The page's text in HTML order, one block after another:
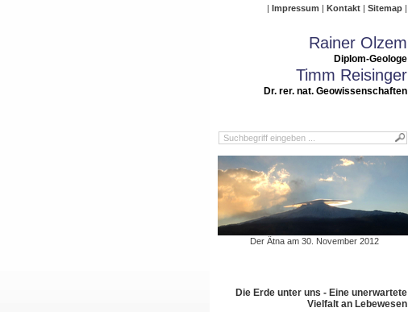
Impressum Kontakt Sitemap
Rainer Olzem
Diplom-Geologe
Timm Reisinger
Dr. rer. nat. Geowissenschaften
Der Ätna am 30. November 2012
Die Erde unter uns - Eine unerwartete
Vielfalt an Lebewesen